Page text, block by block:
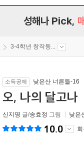
성해나 Pick,
3-4학년 창작동...
소득공제 낮은산 너른들-16
오, 나의 달고나
신지명 글/송효정 그림 낮은
10.0